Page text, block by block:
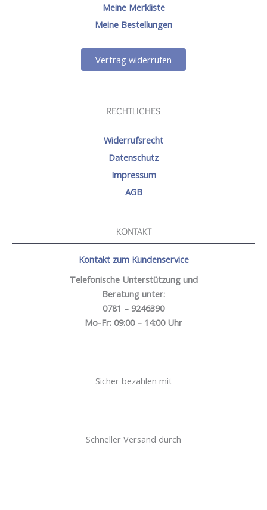
Meine Merkliste
Meine Bestellungen
Vertrag widerrufen
RECHTLICHES
Widerrufsrecht
Datenschutz
Impressum
AGB
KONTAKT
Kontakt zum Kundenservice
Telefonische Unterstützung und
Beratung unter:
0781 – 9246390
Mo-Fr: 09:00 – 14:00 Uhr
Sicher bezahlen mit
Schneller Versand durch